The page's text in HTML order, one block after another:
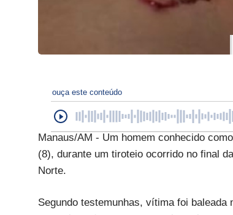
ouça este conteúdo
Manaus/AM - Um homem conhecido
(8), durante um tiroteio ocorrido no final
Norte.
Segundo testemunhas, vítima foi